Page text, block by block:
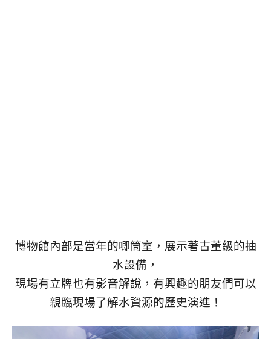
博物館內部是當年的唧筒室，展示著古董級的抽
水設備，
現場有立牌也有影音解說，有興趣的朋友們可以
親臨現場了解水資源的歷史演進！